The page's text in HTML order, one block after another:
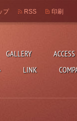
GALLERY ACCESS
LINK
プ RSS 印刷